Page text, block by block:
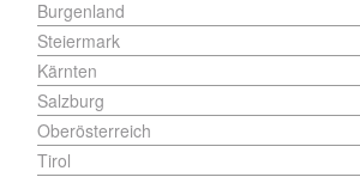
Burgenland
Steiermark
Kärnten
Salzburg
Oberösterreich
Tirol